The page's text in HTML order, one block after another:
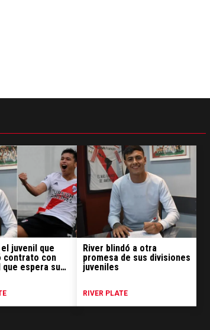
el juvenil que
contrato con
que espera su
River blindó a otra
promesa de sus divisiones
juveniles
RIVER PLATE